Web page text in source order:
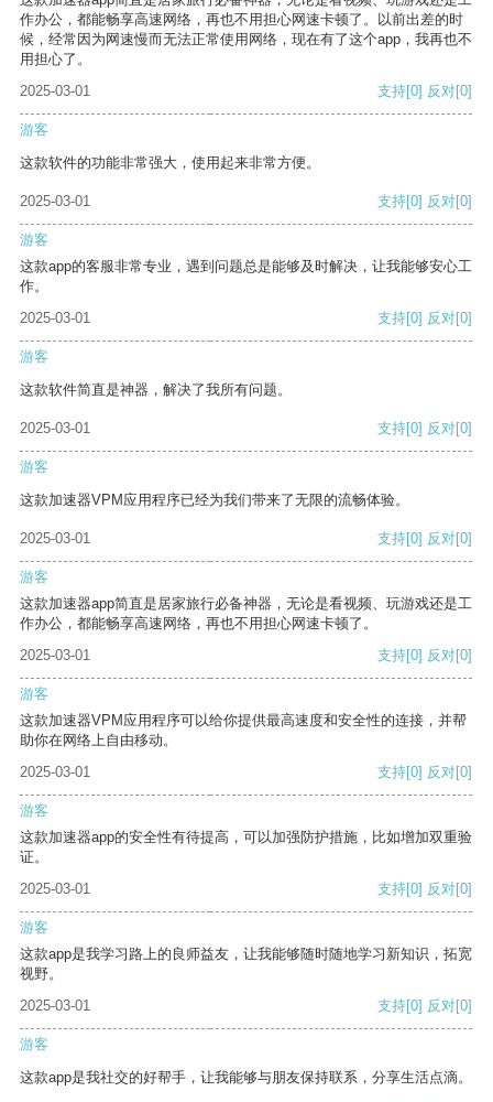
作办公，都能畅享高速网络，再也不用担心网速卡顿了。以前出差的时
候，经常因为网速慢而无法正常使用网络，现在有了这个app，我再也不
用担心了。
2025-03-01
支持[0] 反对[0]
游客
这款软件的功能非常强大，使用起来非常方便。
2025-03-01 支持[0] 反对[0]
游客
这款app的客服非常专业，遇到问题总是能够及时解决，让我能够安心工
作。
2025-03-01
支持[0] 反对[0]
游客
这款软件简直是神器，解决了我所有问题。
2025-03-01 支持[0] 反对[0]
游客
这款加速器VPM应用程序已经为我们带来了无限的流畅体验。
2025-03-01 支持[0] 反对[0]
游客
这款加速器app简直是居家旅行必备神器，无论是看视频、玩游戏还是工
作办公，都能畅享高速网络，再也不用担心网速卡顿了。
2025-03-01
支持[0] 反对[0]
游客
这款加速器VPM应用程序可以给你提供最高速度和安全性的连接，并帮
助你在网络上自由移动。
2025-03-01
支持[0] 反对[0]
游客
这款加速器app的安全性有待提高，可以加强防护措施，比如增加双重验
证。
2025-03-01
支持[0] 反对[0]
游客
这款app是我学习路上的良师益友，让我能够随时随地学习新知识，拓宽
视野。
2025-03-01
支持[0] 反对[0]
游客
这款app是我社交的好帮手，让我能够与朋友保持联系，分享生活点滴。